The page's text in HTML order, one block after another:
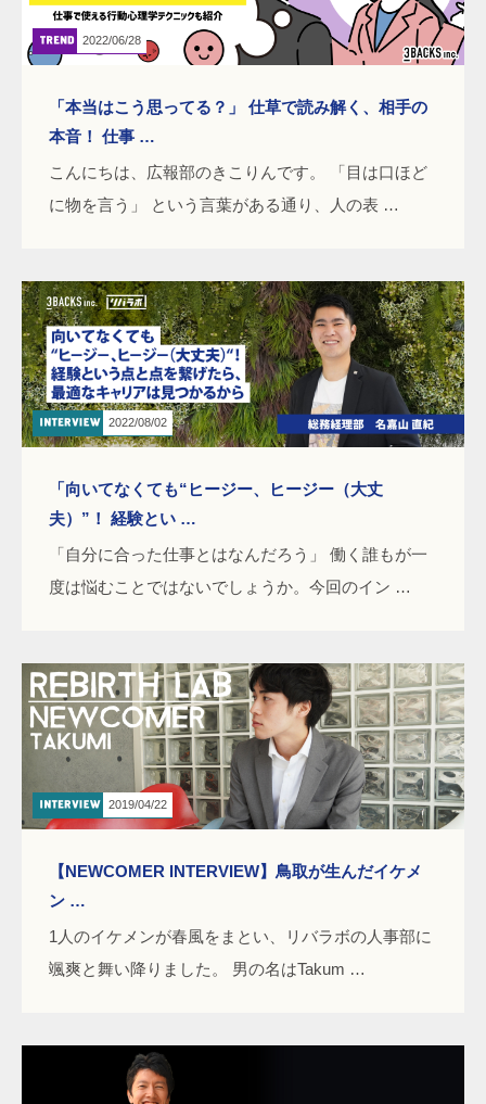
2022/06/28
「本当はこう思ってる？」 仕草で読み解く、相手の
本音！ 仕事 …
こんにちは、広報部のきこりんです。 「目は口ほど
に物を言う」 という言葉がある通り、人の表 …
2022/08/02
「向いてなくても“ヒージー、ヒージー（大丈
夫）”！ 経験とい …
「自分に合った仕事とはなんだろう」 働く誰もが一
度は悩むことではないでしょうか。今回のイン …
2019/04/22
【NEWCOMER INTERVIEW】鳥取が生んだイケメ
ン …
1人のイケメンが春風をまとい、リバラボの人事部に
颯爽と舞い降りました。 男の名はTakum …